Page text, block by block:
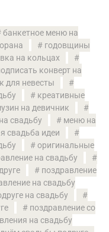
банкетное меню на
годовщины
на кольцах
конверт на
для невесты
креативные
на девичник
свадьбу
меню на
свадьба идеи
оригинальные
на свадьбу
поздравление
на свадьбу
на свадьбу
поздравление со
на свадьбу